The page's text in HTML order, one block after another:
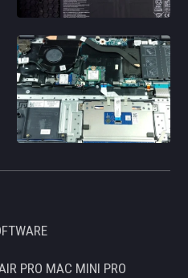
PRO MAC MINI PRO